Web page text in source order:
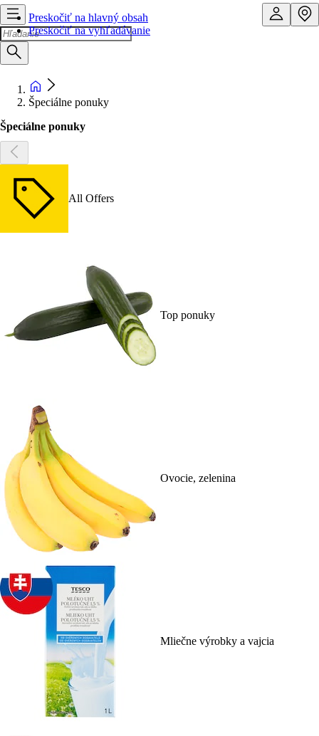
Preskočiť na hlavný obsah
Preskočiť na vyhľadávanie
Špeciálne ponuky
Špeciálne ponuky
All Offers
Top ponuky
Ovocie, zelenina
Mliečne výrobky a vajcia